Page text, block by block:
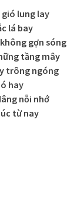
gió lung lay
lá bay
gợn sóng
tầng mây
trông ngóng
hay
nỗi nhớ
từ nay